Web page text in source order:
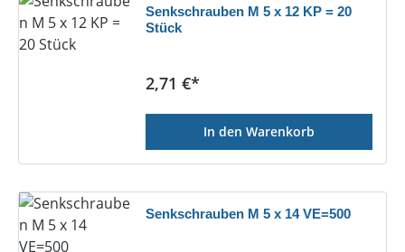
Senkschrauben M 5 x 12 KP = 20
Stück
Regulärer Preis:
2,71 €*
In den Warenkorb
Senkschrauben M 5 x 14 VE=500